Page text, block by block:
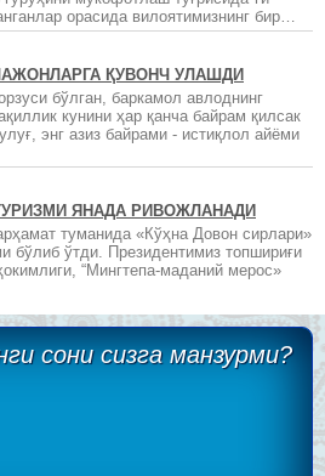
орасида вилоятимизнинг бир…
ҚУВОНЧ УЛАШДИ
бўлган, баркамол авлоднинг
кунини ҳар қанча байрам қилсак
энг азиз байрами - истиқлол айёми
ЯНАДА РИВОЖЛАНАДИ
туманида «Кўҳна Довон сирлари»
бўлиб ўтди. Президентимиз топшириғи
“Мингтепа-маданий мерос»
сони сизга манзурми?